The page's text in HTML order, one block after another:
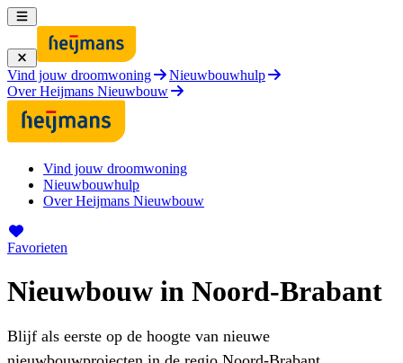
Vind jouw droomwoning
Nieuwbouwhulp
Over Heijmans Nieuwbouw
Vind jouw droomwoning
Nieuwbouwhulp
Over Heijmans Nieuwbouw
Favorieten
Nieuwbouw in Noord-Brabant
Blijf als eerste op de hoogte van nieuwe